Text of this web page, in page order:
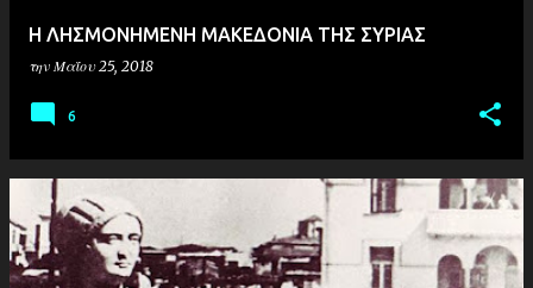
Η ΛΗΣΜΟΝΗΜΕΝΗ ΜΑΚΕΔΟΝΙΑ ΤΗΣ ΣΥΡΙΑΣ
την Μαΐου 25, 2018
6